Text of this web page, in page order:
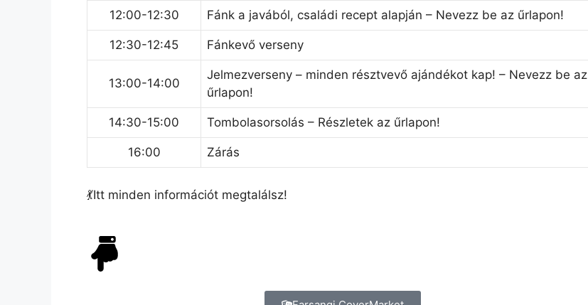
12:00-12:30 Fánk a javából, családi recept alapján – Nevezz be az űrlapon!
12:30-12:45 Fánkevő verseny
13:00-14:00
Jelmezverseny – minden résztvevő ajándékot kap! – Nevezz be az
űrlapon!
14:30-15:00 Tombolasorsolás – Részletek az űrlapon!
16:00 Zárás
💃Itt minden információt megtalálsz!